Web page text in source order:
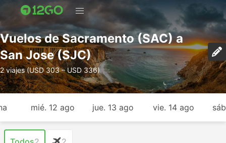
Vuelos de Sacramento (SAC) a
San Jose (SJC)
2 viajes (USD 303 – USD 336)
mié. 12 ago jue. 13 ago vie. 14 ago